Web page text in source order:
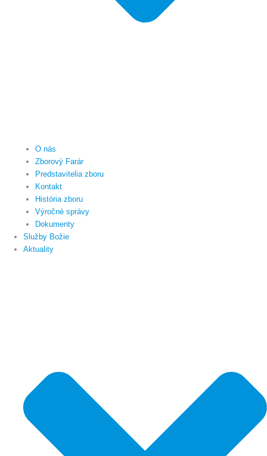
O nás
Zborový Farár
Predstavitelia zboru
Kontakt
História zboru
Výročné správy
Dokumenty
Služby Božie
Aktuality